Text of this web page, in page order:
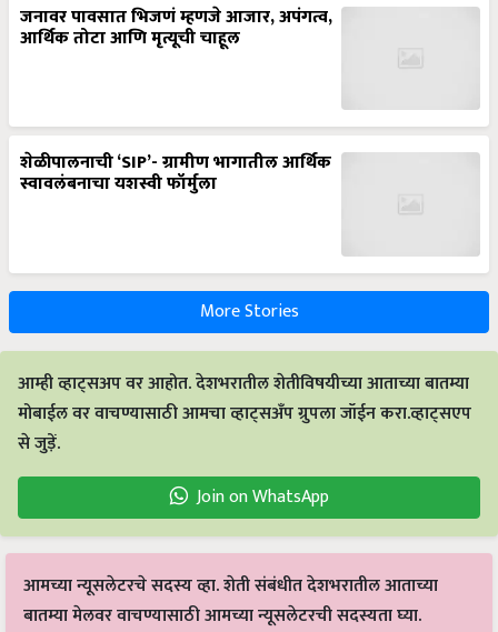
जनावर पावसात भिजणं म्हणजे आजार, अपंगत्व,
आर्थिक तोटा आणि मृत्यूची चाहूल
शेळीपालनाची ‘SIP’- ग्रामीण भागातील आर्थिक
स्वावलंबनाचा यशस्वी फॉर्मुला
More Stories
आम्ही व्हाट्सअप वर आहोत. देशभरातील शेतीविषयीच्या आताच्या बातम्या
मोबाईल वर वाचण्यासाठी आमचा व्हाट्सअँप ग्रुपला जॉईन करा.व्हाट्सएप
से जुड़ें.
Join on WhatsApp
आमच्या न्यूसलेटरचे सदस्य व्हा. शेती संबंधीत देशभरातील आताच्या
बातम्या मेलवर वाचण्यासाठी आमच्या न्यूसलेटरची सदस्यता घ्या.